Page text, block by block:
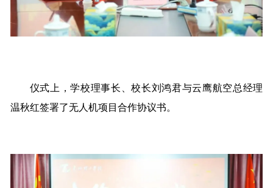
仪式上，学校理事长、校长刘鸿君与云鹰航空总经理
温秋红签署了无人机项目合作协议书。